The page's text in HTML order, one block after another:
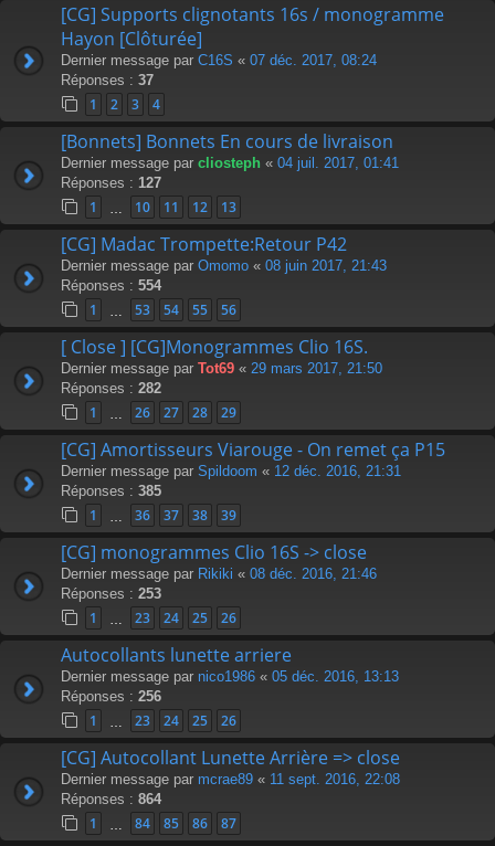
[CG] Supports clignotants 16s / monogramme
Hayon [Clôturée]
Dernier message par C16S « 07 déc. 2017, 08:24
Réponses : 37
1 2 3 4
[Bonnets] Bonnets En cours de livraison
Dernier message par cliosteph « 04 juil. 2017, 01:41
Réponses : 127
1 10 11 12 13
[CG] Madac Trompette:Retour P42
Dernier message par Omomo « 08 juin 2017, 21:43
Réponses : 554
1 53 54 55 56
[ Close ] [CG]Monogrammes Clio 16S.
Dernier message par Tot69 « 29 mars 2017, 21:50
Réponses : 282
1 26 27 28 29
[CG] Amortisseurs Viarouge - On remet ça P15
Dernier message par Spildoom « 12 déc. 2016, 21:31
Réponses : 385
1 36 37 38 39
[CG] monogrammes Clio 16S -> close
Dernier message par Rikiki « 08 déc. 2016, 21:46
Réponses : 253
1 23 24 25 26
Autocollants lunette arriere
Dernier message par nico1986 « 05 déc. 2016, 13:13
Réponses : 256
1 23 24 25 26
[CG] Autocollant Lunette Arrière => close
Dernier message par mcrae89 « 11 sept. 2016, 22:08
Réponses : 864
1 84 85 86 87